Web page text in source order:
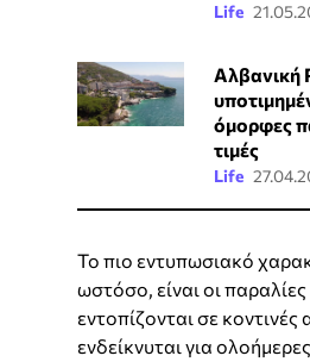
Life
Αλβανική
όμορφες
τιμές
Life
Το πιο εντυπωσιακό
ωστόσο, είναι οι
εντοπίζονται σε κοντινές
ενδείκνυται για